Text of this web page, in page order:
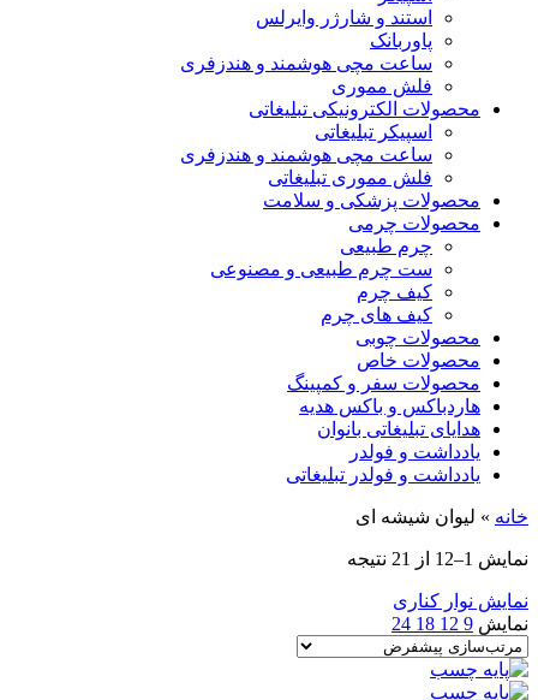
استند و شارژر وایرلس
پاوربانک
ساعت مچی هوشمند و هندزفری
فلش مموری
محصولات الکترونیکی تبلیغاتی
اسپیکر تبلیغاتی
ساعت مچی هوشمند و هندزفری
فلش مموری تبلیغاتی
محصولات پزشکی و سلامت
محصولات چرمی
چرم طبیعی
ست چرم طبیعی و مصنوعی
کیف چرم
کیف های چرم
محصولات چوبی
محصولات خاص
محصولات سفر و کمپینگ
هاردباکس و باکس هدیه
هدایای تبلیغاتی بانوان
یادداشت و فولدر
یادداشت و فولدر تبلیغاتی
خانه » لیوان شیشه ای
نمایش 1–12 از 21 نتیجه
نمایش نوار کناری
نمایش 9
12
18
24